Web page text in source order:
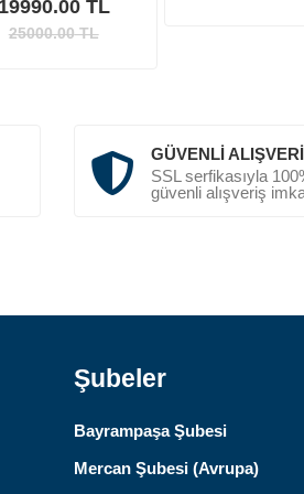
19990.00 TL
25000.00TL
GÜVENLI
SSL serfikasıyla
güvenli alışveriş
Şubeler
Bayrampaşa Şubesi
Mercan Şubesi (Avrupa)